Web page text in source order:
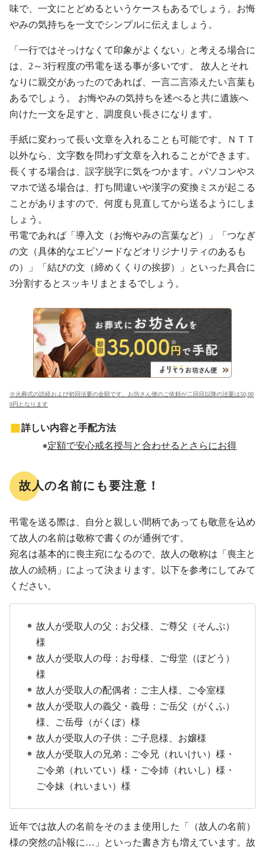
味で、一文にとどめるというケースもあるでしょう。お悔
やみの気持ちを一文でシンプルに伝えましょう。
「一行ではそっけなくて印象がよくない」と考える場合に
は、2～3行程度の弔電を送る事が多いです。 故人とそれ
なりに親交があったのであれば、一言二言添えたい言葉も
あるでしょう。 お悔やみの気持ちを述べると共に遺族へ
向けた一文を足すと、調度良い長さになります。
手紙に変わって長い文章を入れることも可能です。ＮＴＴ
以外なら、文字数を問わず文章を入れることができます。
長くする場合は、誤字脱字に気をつかます。パソコンやス
マホで送る場合は、打ち間違いや漢字の変換ミスが起こる
ことがありますので、何度も見直してから送るようにしま
しょう。
弔電であれば「導入文（お悔やみの言葉など）」「つなぎ
の文（具体的なエピソードなどオリジナリティのあるも
の）」「結びの文（締めくくりの挨拶）」といった具合に
3分割するとスッキリまとまるでしょう。
※火葬式の読経および初回法要の金額です。お坊さん便のご依頼が二回目以降の法要は50,00
0円となります
詳しい内容と手配方法
定額で安心戒名授与と合わせるとさらにお得
故人の名前にも要注意！
弔電を送る際は、自分と親しい間柄であっても敬意を込め
て故人の名前は敬称で書くのが通例です。
宛名は基本的に喪主宛になるので、故人の敬称は「喪主と
故人の続柄」によって決まります。以下を参考にしてみて
ください。
故人が受取人の父：お父様、ご尊父（そんぷ）
様
故人が受取人の母：お母様、ご母堂（ぼどう）
様
故人が受取人の配偶者：ご主人様、ご令室様
故人が受取人の義父・義母：ご岳父（がくふ）
様、ご岳母（がくぼ）様
故人が受取人の子供：ご子息様、お嬢様
故人が受取人の兄弟：ご令兄（れいけい）様・
ご令弟（れいてい）様・ご令姉（れいし）様・
ご令妹（れいまい）様
近年では故人の名前をそのまま使用した「（故人の名前）
様の突然の訃報に…」といった書き方も増えています。故